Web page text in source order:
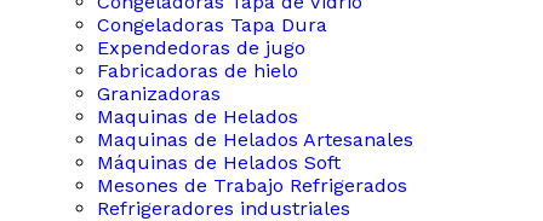
Congeladoras Tapa Dura
Expendedoras de jugo
Fabricadoras de hielo
Granizadoras
Maquinas de Helados
Maquinas de Helados Artesanales
Máquinas de Helados Soft
Mesones de Trabajo Refrigerados
Refrigeradores industriales